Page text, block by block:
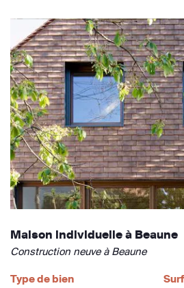
Maison individuelle à Beaune
Construction neuve à Beaune
Type de bien